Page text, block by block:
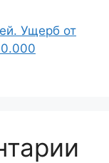
Ущерб от